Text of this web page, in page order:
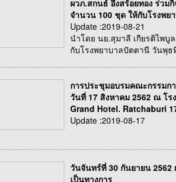
ผวภ.สกนธ์ อึ่งสร้อยทอง ร่ว
จำนวน 100 ชุด ให้กับโรงพย
Update :2019-08-21
นำโดย นย.สุมาลี เกียรติไพบู
กับโรงพยาบาลปัตตานี วันพุธ
การประชุมอบรมคณะกรรมก
วันที่ 17 สิงหาคม 2562 ณ โร
Grand Hotel. Ratchaburi
Update :2019-08-17
วันจันทร์ที่ 30 กันยายน 2562
เป็นทางการ